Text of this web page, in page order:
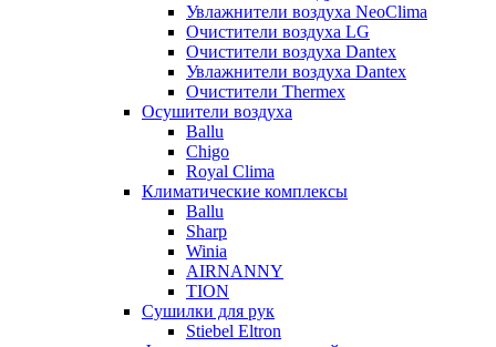
Увлажнители воздуха NeoClima
Очистители воздуха LG
Очистители воздуха Dantex
Увлажнители воздуха Dantex
Очистители Thermex
Осушители воздуха
Ballu
Chigo
Royal Clima
Климатические комплексы
Ballu
Sharp
Winia
AIRNANNY
TION
Сушилки для рук
Stiebel Eltron